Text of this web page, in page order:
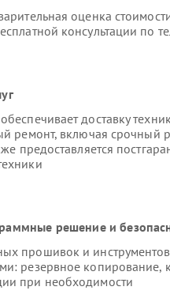
оценка
консультации по
доставку
ремонт, включая срочный
предоставляется
решение и
прошивок и
резервное копирование,
при необходимости